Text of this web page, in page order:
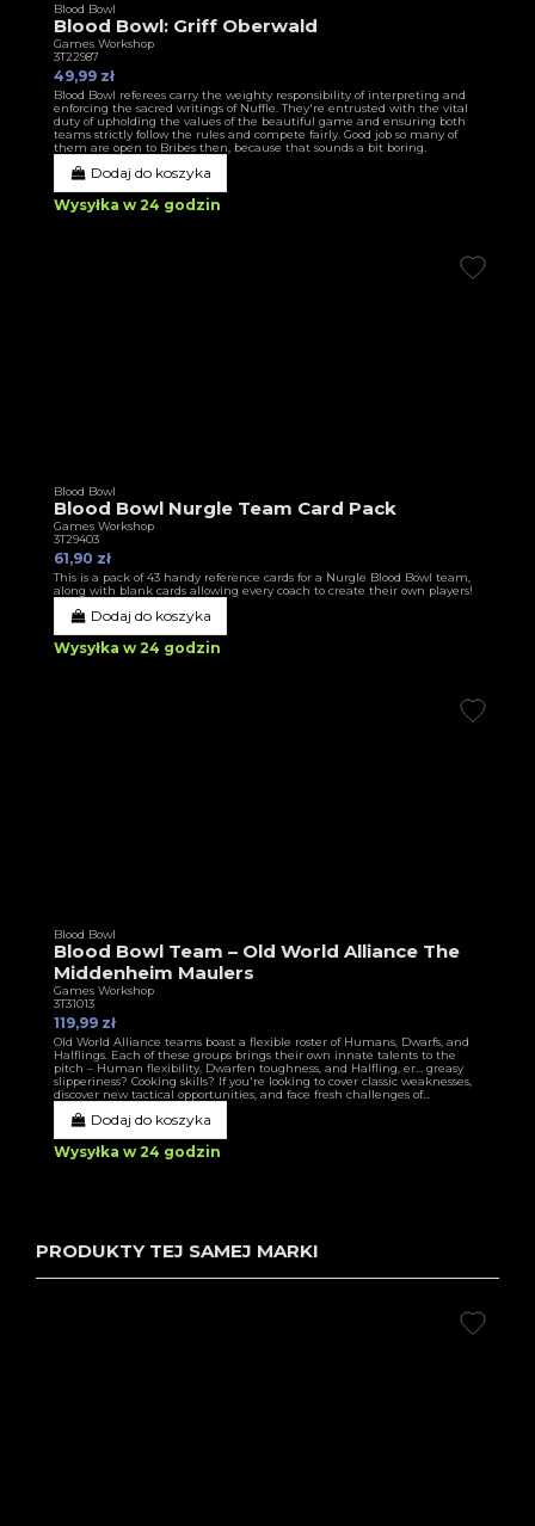
Blood Bowl
Blood Bowl: Griff Oberwald
Games Workshop
3T22987
49,99 zł
Blood Bowl referees carry the weighty responsibility of interpreting and
enforcing the sacred writings of Nuffle. They're entrusted with the vital
duty of upholding the values of the beautiful game and ensuring both
teams strictly follow the rules and compete fairly. Good job so many of
them are open to Bribes then, because that sounds a bit boring.
Dodaj do koszyka
Wysyłka w 24 godzin
Blood Bowl
Blood Bowl Nurgle Team Card Pack
Games Workshop
3T29403
61,90 zł
This is a pack of 43 handy reference cards for a Nurgle Blood Bowl team,
along with blank cards allowing every coach to create their own players!
Dodaj do koszyka
Wysyłka w 24 godzin
Blood Bowl
Blood Bowl Team – Old World Alliance The
Middenheim Maulers
Games Workshop
3T31013
119,99 zł
Old World Alliance teams boast a flexible roster of Humans, Dwarfs, and
Halflings. Each of these groups brings their own innate talents to the
pitch – Human flexibility, Dwarfen toughness, and Halfling, er… greasy
slipperiness? Cooking skills? If you're looking to cover classic weaknesses,
discover new tactical opportunities, and face fresh challenges of...
Dodaj do koszyka
Wysyłka w 24 godzin
PRODUKTY TEJ SAMEJ MARKI